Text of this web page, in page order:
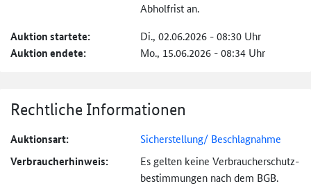
Abholfrist an.
Auktion startete: Di., 02.06.2026 - 08:30 Uhr
Auktion endete: Mo., 15.06.2026 - 08:34 Uhr
Rechtliche Informationen
Auktionsart: Sicherstellung/ Beschlagnahme
Verbraucher­hinweis:
Es gelten keine Verbraucher­schutz­
bestimmungen nach dem BGB.